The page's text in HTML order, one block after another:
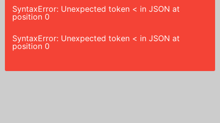
SyntaxError: Unexpected token < in JSON at
position 0
SyntaxError: Unexpected token < in JSON at
position 0